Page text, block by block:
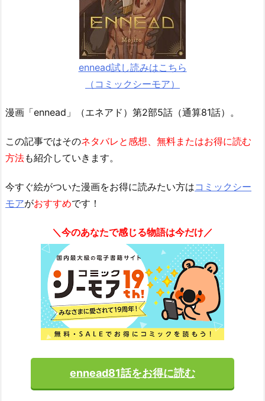
ennead試し読みはこちら
（コミックシーモア）
漫画「ennead」（エネアド）第2部5話（通算81話）。
この記事ではそのネタバレと感想、無料またはお得に読む
方法も紹介していきます。
今すぐ絵がついた漫画をお得に読みたい方はコミックシー
モアがおすすめです！
＼今のあなたで感じる物語は今だけ／
ennead81話をお得に読む